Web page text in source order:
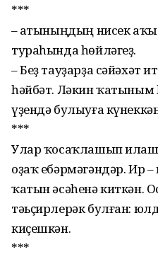
***
– Ҡатыныңдың нисек
тураһында һөйлә­геҙ.
– Беҙ тауҙарҙа сәйәхәт
һәйбәт. Ләкин ҡатыным
үҙендә булыуға
***
Улар ҡосаҡлашып
оҙаҡ ебәрмәгә­ндәр. Ир
ҡатын әсәһенә киткән.
тәьҫирлерәк булған:
киҫеш­кән.
***